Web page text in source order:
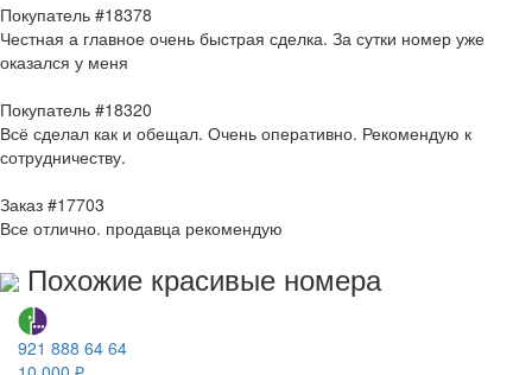
Покупатель #18378
Честная а главное очень быстрая сделка. За сутки номер уже
оказался у меня
Покупатель #18320
Всё сделал как и обещал. Очень оперативно. Рекомендую к
сотрудничеству.
Заказ #17703
Все отлично. продавца рекомендую
Похожие красивые номера
921 888 64 64